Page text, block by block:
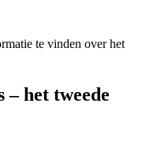
te vinden over het
het tweede